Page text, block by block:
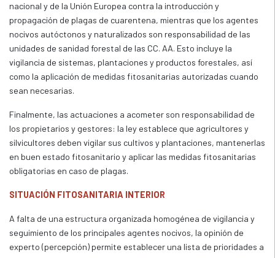
nacional y de la Unión Europea contra la introducción y
propagación de plagas de cuarentena, mientras que los agentes
nocivos autóctonos y naturalizados son responsabilidad de las
unidades de sanidad forestal de las CC. AA. Esto incluye la
vigilancia de sistemas, plantaciones y productos forestales, así
como la aplicación de medidas fitosanitarias autorizadas cuando
sean necesarias.
Finalmente, las actuaciones a acometer son responsabilidad de
los propietarios y gestores: la ley establece que agricultores y
silvicultores deben vigilar sus cultivos y plantaciones, mantenerlas
en buen estado fitosanitario y aplicar las medidas fitosanitarias
obligatorias en caso de plagas.
SITUACIÓN FITOSANITARIA INTERIOR
A falta de una estructura organizada homogénea de vigilancia y
seguimiento de los principales agentes nocivos, la opinión de
experto (percepción) permite establecer una lista de prioridades a